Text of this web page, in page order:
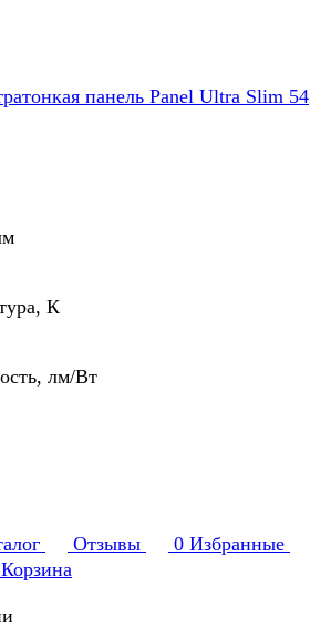
панель Panel Ultra Slim 54
К
лм/Вт
Отзывы 0 Избранные
Корзина